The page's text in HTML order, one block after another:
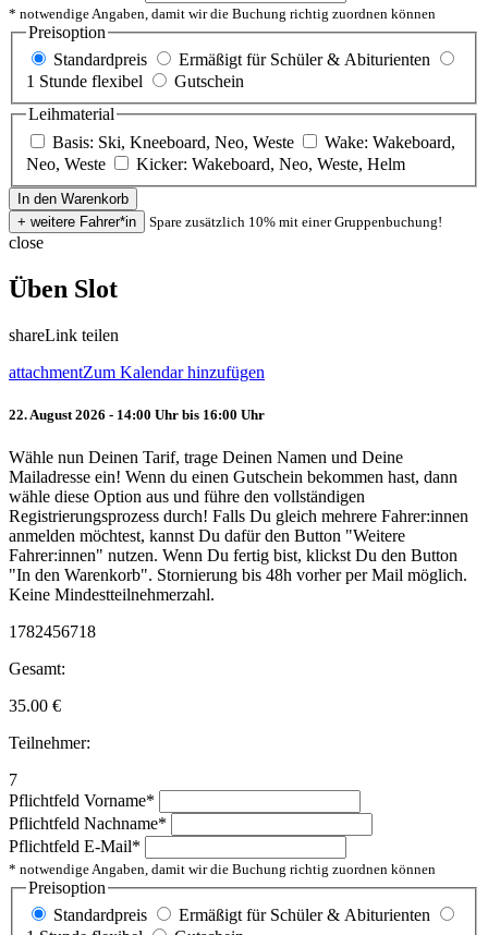
* notwendige Angaben, damit wir die Buchung richtig zuordnen können
Preisoption
Standardpreis
Ermäßigt für Schüler & Abiturienten
1 Stunde flexibel
Gutschein
Leihmaterial
Basis: Ski, Kneeboard, Neo, Weste
Wake: Wakeboard,
Neo, Weste
Kicker: Wakeboard, Neo, Weste, Helm
Spare zusätzlich 10% mit einer Gruppenbuchung!
close
Üben Slot
shareLink teilen
attachmentZum Kalendar hinzufügen
22. August 2026 - 14:00 Uhr bis 16:00 Uhr
Wähle nun Deinen Tarif, trage Deinen Namen und Deine
Mailadresse ein! Wenn du einen Gutschein bekommen hast, dann
wähle diese Option aus und führe den vollständigen
Registrierungsprozess durch! Falls Du gleich mehrere Fahrer:innen
anmelden möchtest, kannst Du dafür den Button "Weitere
Fahrer:innen" nutzen. Wenn Du fertig bist, klickst Du den Button
"In den Warenkorb". Stornierung bis 48h vorher per Mail möglich.
Keine Mindestteilnehmerzahl.
1782456718
Gesamt:
35.00 €
Teilnehmer:
7
Pflichtfeld Vorname*
Pflichtfeld Nachname*
Pflichtfeld E-Mail*
* notwendige Angaben, damit wir die Buchung richtig zuordnen können
Preisoption
Standardpreis
Ermäßigt für Schüler & Abiturienten